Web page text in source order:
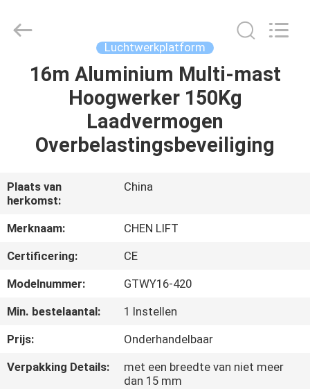
HUIS
PRODUCTEN
ONS
FABRIEKSTOCHT
KWALITEITSCONTROLE
NEEM
CONTACT
MET
LTD.
Luchtwerkplatform
16m Aluminium Multi-mast
Hoogwerker 150Kg
Laadvermogen
Overbelastingsbeveiliging
Plaats van
herkomst:
China
Merknaam:
CHEN LIFT
Certificering:
CE
Modelnummer:
GTWY16-420
Min. bestelaantal:
1 Instellen
Prijs:
Onderhandelbaar
Verpakking Details:
met een breedte van niet meer
dan 15 mm